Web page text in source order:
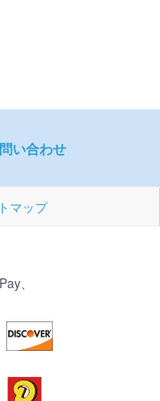
い合わせ
マップ
、